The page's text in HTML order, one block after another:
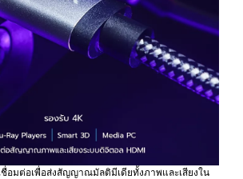
อมต่อเพื่อส่งสัญญาณมัลติมีเดียทั้งภาพและเสียงใน